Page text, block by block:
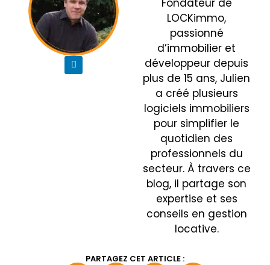
Fondateur de
LOCKimmo,
passionné
d’immobilier et
développeur depuis
plus de 15 ans, Julien
a créé plusieurs
logiciels immobiliers
pour simplifier le
quotidien des
professionnels du
secteur. À travers ce
blog, il partage son
expertise et ses
conseils en gestion
locative.
PARTAGEZ CET ARTICLE :